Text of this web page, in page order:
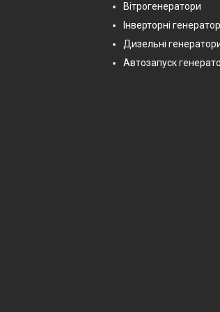
Вітрогенератори
Інверторні
Дизельні
Автозапуск